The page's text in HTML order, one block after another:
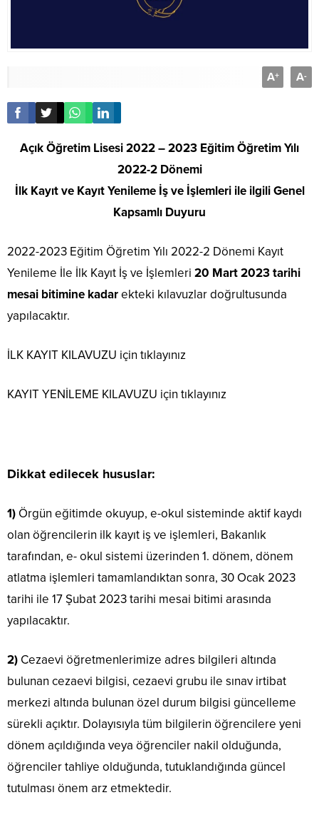
A+ A-
Açık Öğretim Lisesi 2022 – 2023 Eğitim Öğretim Yılı
2022-2 Dönemi
İlk Kayıt ve Kayıt Yenileme İş ve İşlemleri ile ilgili Genel
Kapsamlı Duyuru
2022-2023 Eğitim Öğretim Yılı 2022-2 Dönemi Kayıt
Yenileme İle İlk Kayıt İş ve İşlemleri 20 Mart 2023 tarihi
mesai bitimine kadarekteki kılavuzlar doğrultusunda
yapılacaktır.
İLK KAYIT KILAVUZU için tıklayınız
KAYIT YENİLEME KILAVUZU için tıklayınız
Dikkat edilecek hususlar:
1) Örgün eğitimde okuyup, e-okul sisteminde aktif kaydı
olan öğrencilerin ilk kayıt iş ve işlemleri, Bakanlık
tarafından, e- okul sistemi üzerinden 1. dönem, dönem
atlatma işlemleri tamamlandıktan sonra, 30 Ocak 2023
tarihi ile 17 Şubat 2023 tarihi mesai bitimi arasında
yapılacaktır.
2) Cezaevi öğretmenlerimize adres bilgileri altında
bulunan cezaevi bilgisi, cezaevi grubu ile sınav irtibat
merkezi altında bulunan özel durum bilgisi güncelleme
sürekli açıktır. Dolayısıyla tüm bilgilerin öğrencilere yeni
dönem açıldığında veya öğrenciler nakil olduğunda,
öğrenciler tahliye olduğunda, tutuklandığında güncel
tutulması önem arz etmektedir.